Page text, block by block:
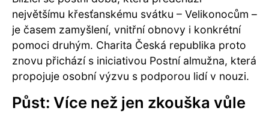
největšímu křesťanskému svátku – Velikonocům –
je časem zamyšlení, vnitřní obnovy i konkrétní
pomoci druhým. Charita Česká republika proto
znovu přichází s iniciativou Postní almužna, která
propojuje osobní výzvu s podporou lidí v nouzi.
Půst: Více než jen zkouška vůle